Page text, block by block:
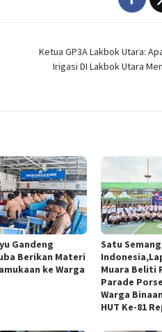
Ketua GP3A Lakbok Utara:
Irigasi DI Lakbok Utara
Gandeng
Berikan Materi
ke Warga
Satu
Muara Beliti
Parade
Warga
HUT Ke-81